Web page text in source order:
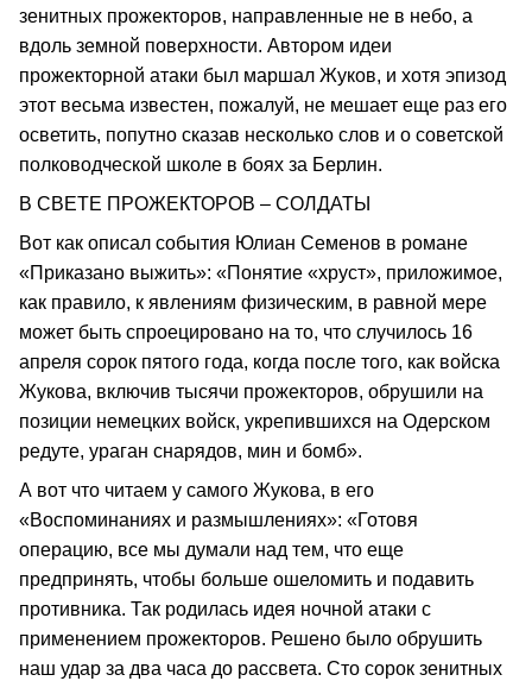
зенитных прожекторов, направленные не в небо, а
вдоль земной поверхности. Автором идеи
прожекторной атаки был маршал Жуков, и хотя эпизод
этот весьма известен, пожалуй, не мешает еще раз его
осветить, попутно сказав несколько слов и о советской
полководческой школе в боях за Берлин.
В СВЕТЕ ПРОЖЕКТОРОВ – СОЛДАТЫ
Вот как описал события Юлиан Семенов в романе
«Приказано выжить»: «Понятие «хруст», приложимое,
как правило, к явлениям физическим, в равной мере
может быть спроецировано на то, что случилось 16
апреля сорок пятого года, когда после того, как войска
Жукова, включив тысячи прожекторов, обрушили на
позиции немецких войск, укрепившихся на Одерском
редуте, ураган снарядов, мин и бомб».
А вот что читаем у самого Жукова, в его
«Воспоминаниях и размышлениях»: «Готовя
операцию, все мы думали над тем, что еще
предпринять, чтобы больше ошеломить и подавить
противника. Так родилась идея ночной атаки с
применением прожекторов. Решено было обрушить
наш удар за два часа до рассвета. Сто сорок зенитных